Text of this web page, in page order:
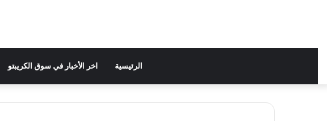
الرئيسية اخر الأخبار في سوق الكريبتو